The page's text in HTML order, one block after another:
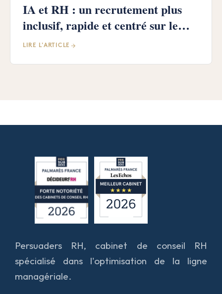
IA et RH : un recrutement plus
inclusif, rapide et centré sur le
talent
LIRE L'ARTICLE
Persuaders RH, cabinet de conseil RH
spécialisé dans l'optimisation de la ligne
managériale.